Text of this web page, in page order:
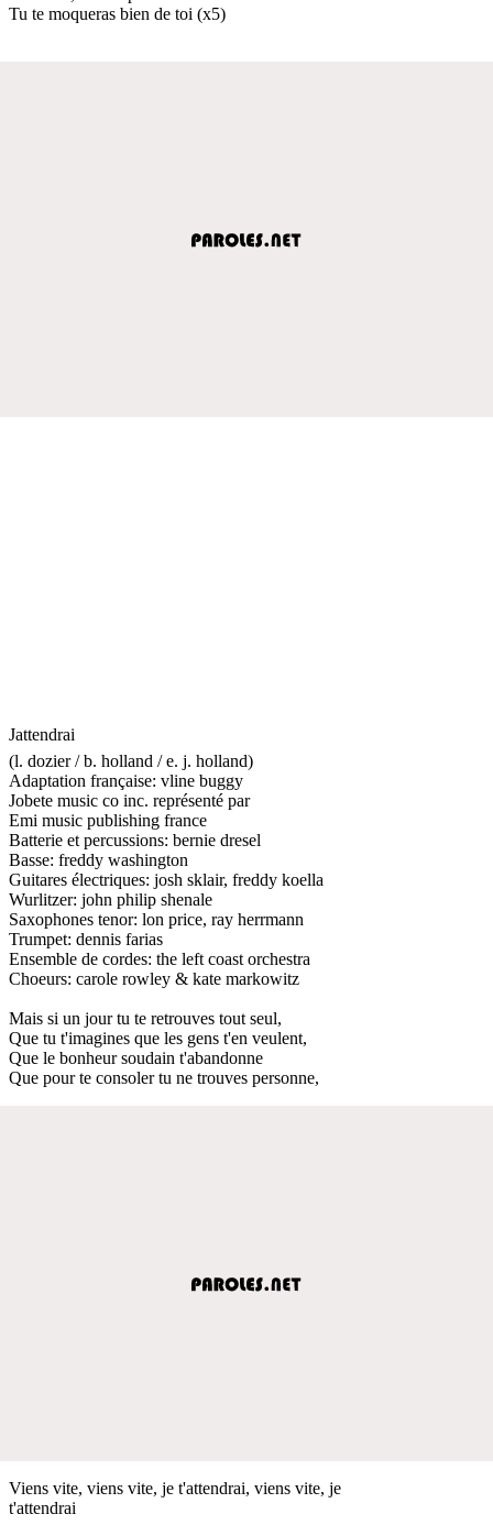
Tu te moqueras bien de toi (x5)
Jattendrai
(l. dozier / b. holland / e. j. holland)
Adaptation française: vline buggy
Jobete music co inc. représenté par
Emi music publishing france
Batterie et percussions: bernie dresel
Basse: freddy washington
Guitares électriques: josh sklair, freddy koella
Wurlitzer: john philip shenale
Saxophones tenor: lon price, ray herrmann
Trumpet: dennis farias
Ensemble de cordes: the left coast orchestra
Choeurs: carole rowley & kate markowitz
Mais si un jour tu te retrouves tout seul,
Que tu t'imagines que les gens t'en veulent,
Que le bonheur soudain t'abandonne
Que pour te consoler tu ne trouves personne,
Viens vite, viens vite, je t'attendrai, viens vite, je
t'attendrai